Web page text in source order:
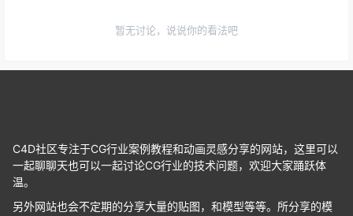
暂无讨论，说说你的看法吧
C4D社区专注于CG行业案例教程和动画灵感分享的网站，这里可以
一起聊聊天也可以一起讨论CG行业的技术问题，欢迎大家踊跃体
温。
另外网站也会不定期的分享大量的贴图，和模型等等。所分享的模